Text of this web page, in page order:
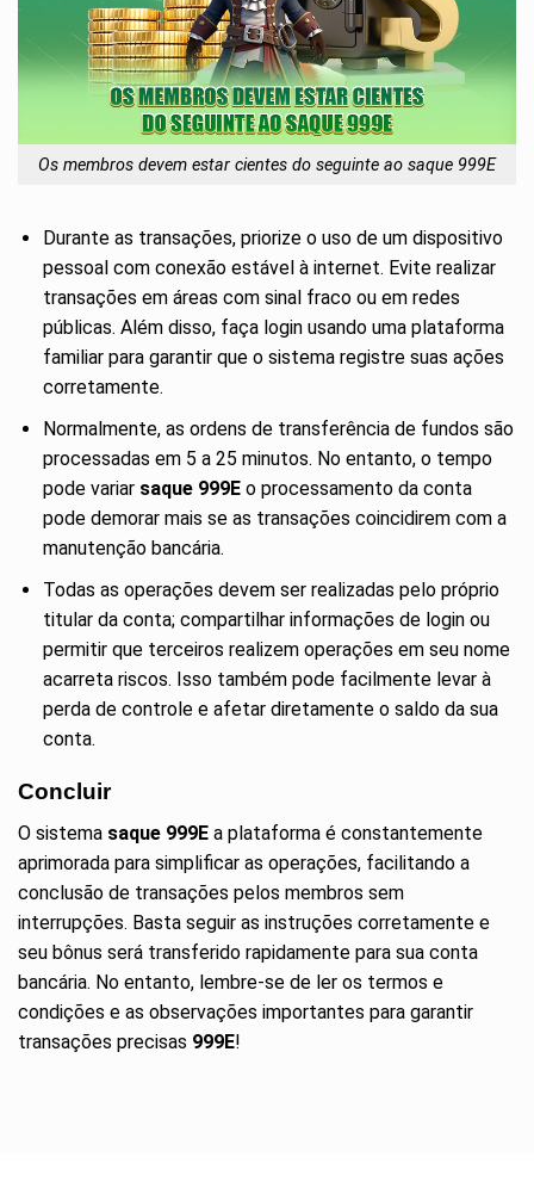
Os membros devem estar cientes do seguinte ao saque 999E
Durante as transações, priorize o uso de um dispositivo
pessoal com conexão estável à internet. Evite realizar
transações em áreas com sinal fraco ou em redes
públicas. Além disso, faça login usando uma plataforma
familiar para garantir que o sistema registre suas ações
corretamente.
Normalmente, as ordens de transferência de fundos são
processadas em 5 a 25 minutos. No entanto, o tempo
pode variar saque 999E o processamento da conta
pode demorar mais se as transações coincidirem com a
manutenção bancária.
Todas as operações devem ser realizadas pelo próprio
titular da conta; compartilhar informações de login ou
permitir que terceiros realizem operações em seu nome
acarreta riscos. Isso também pode facilmente levar à
perda de controle e afetar diretamente o saldo da sua
conta.
Concluir
O sistema saque 999E a plataforma é constantemente
aprimorada para simplificar as operações, facilitando a
conclusão de transações pelos membros sem
interrupções. Basta seguir as instruções corretamente e
seu bônus será transferido rapidamente para sua conta
bancária. No entanto, lembre-se de ler os termos e
condições e as observações importantes para garantir
transações precisas 999E!